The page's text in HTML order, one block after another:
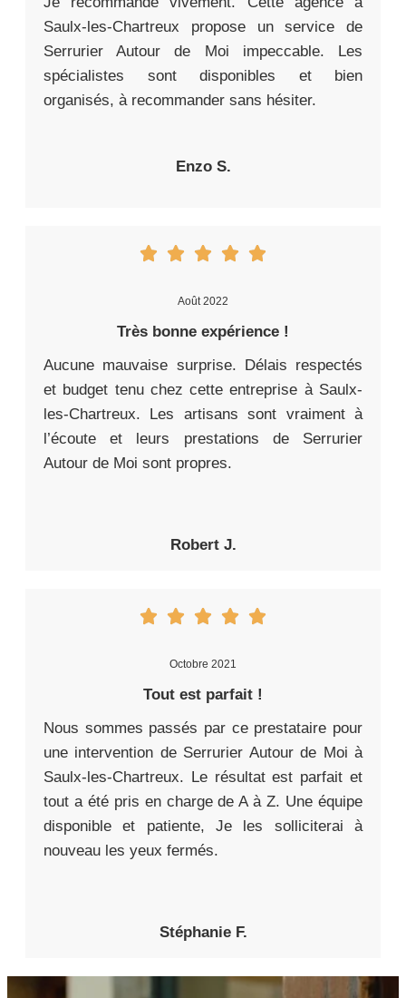
Saulx-les-Chartreux propose un service de
Serrurier Autour de Moi impeccable. Les
spécialistes sont disponibles et bien
organisés, à recommander sans hésiter.
Enzo S.
Août 2022
Très bonne expérience !
Aucune mauvaise surprise. Délais respectés
et budget tenu chez cette entreprise à Saulx-
les-Chartreux. Les artisans sont vraiment à
l’écoute et leurs prestations de Serrurier
Autour de Moi sont propres.
Robert J.
Octobre 2021
Tout est parfait !
Nous sommes passés par ce prestataire pour
une intervention de Serrurier Autour de Moi à
Saulx-les-Chartreux. Le résultat est parfait et
tout a été pris en charge de A à Z. Une équipe
disponible et patiente, Je les solliciterai à
nouveau les yeux fermés.
Stéphanie F.